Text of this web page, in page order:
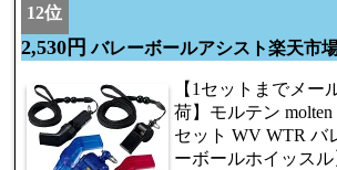
12位
2,530円 バレーボールアシスト楽天市
【1セットまでメー
荷】モルテン
セット WV WTR バ
ーボールホイッスル